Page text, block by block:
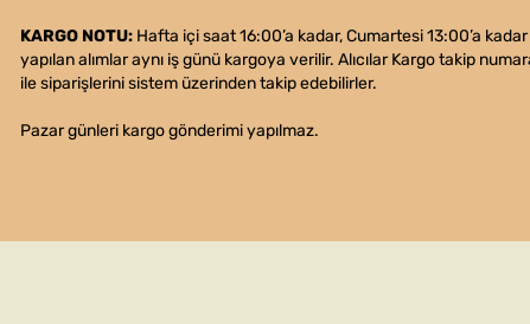
KARGO NOTU:Hafta içi saat 16:00’a kadar, Cumartesi 13:00’a kadar
yapılan alımlar aynı iş günü kargoya verilir. Alıcılar Kargo takip
ile siparişlerini sistem üzerinden takip edebilirler.
Pazar günleri kargo gönderimi yapılmaz.